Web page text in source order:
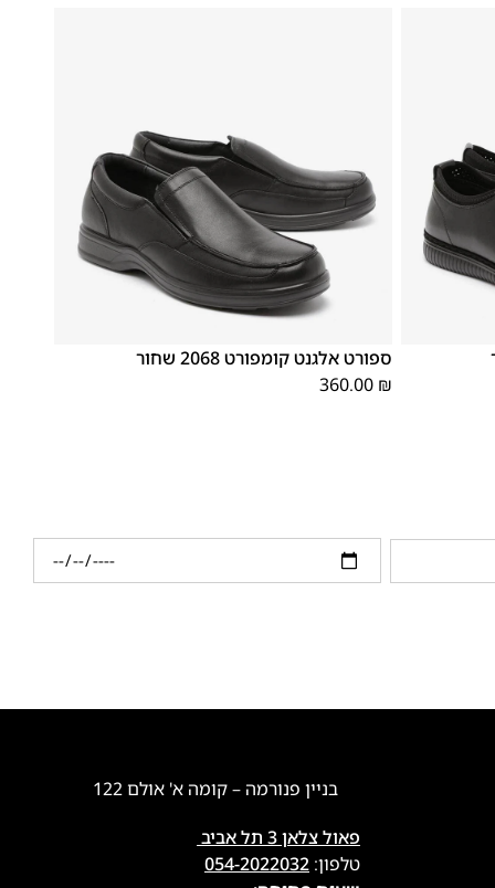
ספורט אלגנט קומפורט 2068 שחור
360.00 ₪
בניין פנורמה – קומה א' אולם 122
פאול צלאן 3 תל אביב
טלפון: 054-2022032